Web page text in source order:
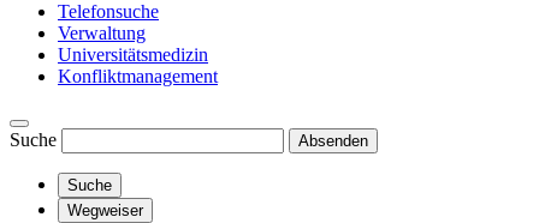
Telefonsuche
Verwaltung
Universitätsmedizin
Konfliktmanagement
Suche Absenden
Suche
Wegweiser